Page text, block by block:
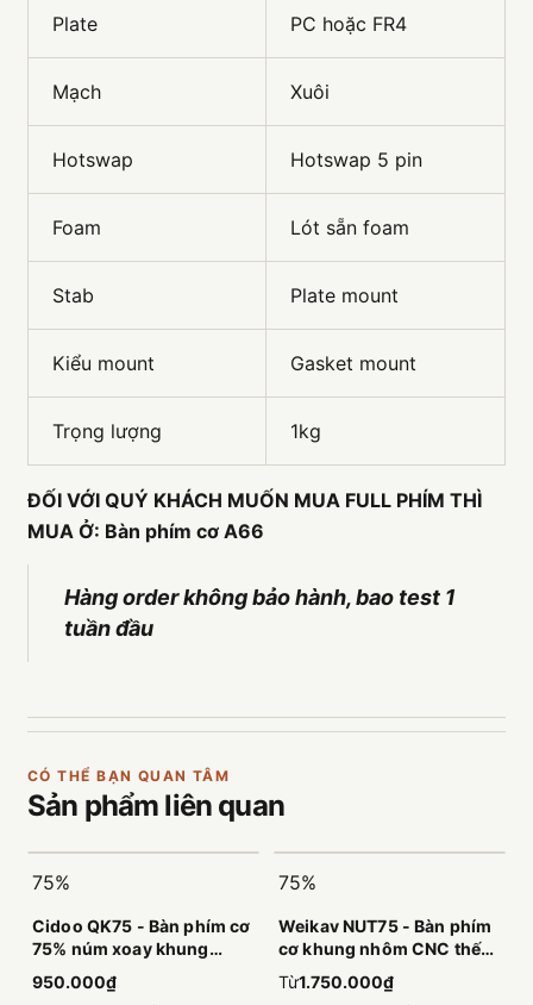
Plate PC hoặc FR4
Mạch Xuôi
Hotswap Hotswap 5 pin
Foam Lót sẵn foam
Stab Plate mount
Kiểu mount Gasket mount
Trọng lượng 1kg
ĐỐI VỚI QUÝ KHÁCH MUỐN MUA FULL PHÍM THÌ
MUA Ở: Bàn phím cơ A66
Hàng order không bảo hành, bao test 1
tuần đầu
CÓ THỂ BẠN QUAN TÂM
Sản phẩm liên quan
75%
Cidoo QK75 - Bàn phím cơ
75% núm xoay khung
nhựa đầm êm
950.000₫
75%
Weikav NUT75 - Bàn phím
cơ khung nhôm CNC thế
hệ mới
Từ1.750.000₫